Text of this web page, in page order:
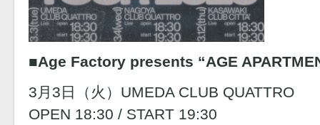
■Age Factory presents “AGE
3月3日（火）UMEDA CLUB QUATTRO
OPEN 18:30 / START 19:30